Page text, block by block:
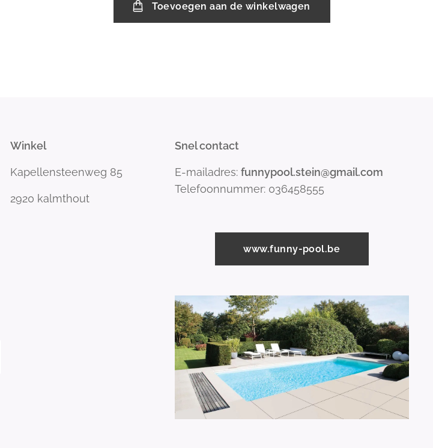
Toevoegen aan de winkelwagen
Winkel
Kapellensteenweg 85
2920 kalmthout
Snel contact
E-mailadres: funnypool.stein@gmail.com
Telefoonnummer: 036458555
www.funny-pool.be